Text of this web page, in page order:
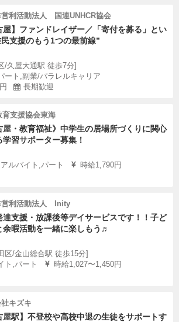
営利活動法人 国連UNHCR協会
屋】ファンドレイザー／「寄付を募る」とい
民支援のもう1つの最前線”
/久屋大通駅 徒歩7分]
ート,副業/パラレルキャリア
長期歓迎
育支援協会東海
屋・教育福祉》中学生の居場所づくりに関心
学習サポーター募集！
アルバイト,パート
時給1,790円
営利活動法人 Inity
達支援・放課後等デイサービスです！！子ど
余暇活動を一緒に楽しもう♬
区/金山総合駅 徒歩15分]
ト,パート
時給1,027〜1,450円
キズキ
屋駅】不登校や高校中退の生徒をサポートす